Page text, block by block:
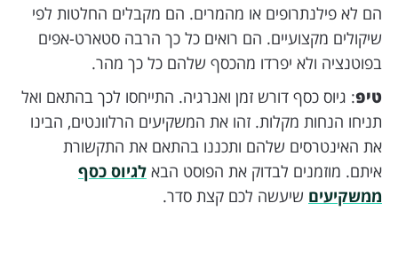
הם לא פילנתרופים או מהמרים. הם מקבלים החלטות לפי
שיקולים מקצועיים. הם רואים כל כך הרבה סטארט-אפים
בפוטנציה ולא יפרדו מהכסף שלהם כל כך מהר.
טיפ: גיוס כסף דורש זמן ואנרגיה. התייחסו לכך בהתאם ואל
תניחו הנחות מקלות. זהו את המשקיעים הרלוונטים, הבינו
את האינטרסים שלהם ותכננו בהתאם את התקשורת
איתם. מוזמנים לבדוק את הפוסט הבא לגיוס כסף
ממשקיעים שיעשה לכם קצת סדר.